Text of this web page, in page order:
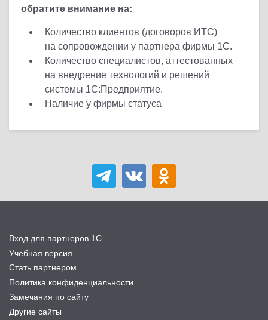
обратите внимание на:
Количество клиентов (договоров ИТС)
на сопровождении у партнера фирмы 1С.
Количество специалистов, аттестованных
на внедрение технологий и решений
системы 1С:Предприятие.
Наличие у фирмы статуса
Вход для партнеров 1С
Учебная версия
Стать партнером
Политика конфиденциальности
Замечания по сайту
Другие сайты